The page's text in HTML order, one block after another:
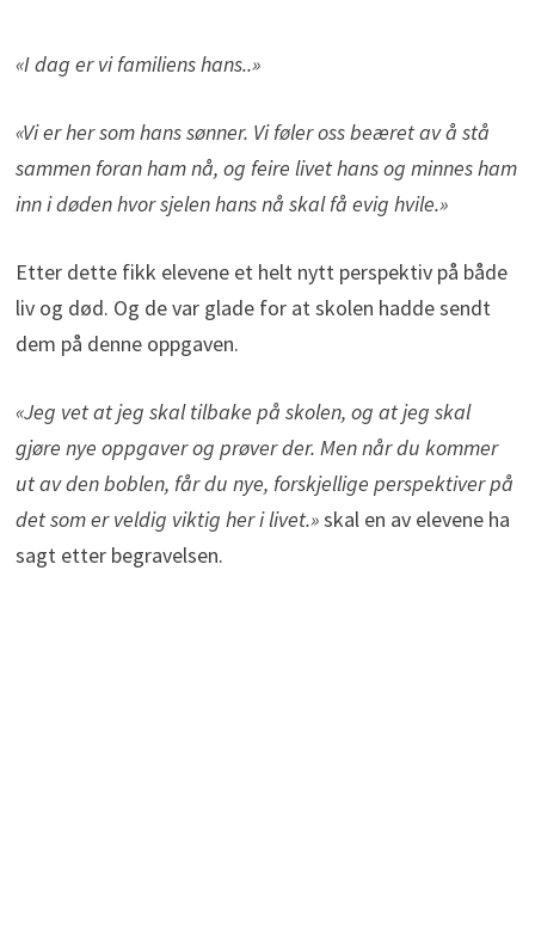
«I dag er vi familiens hans..»
«Vi er her som hans sønner. Vi føler oss beæret av å stå
sammen foran ham nå, og feire livet hans og minnes ham
inn i døden hvor sjelen hans nå skal få evig hvile.»
Etter dette fikk elevene et helt nytt perspektiv på både
liv og død. Og de var glade for at skolen hadde sendt
dem på denne oppgaven.
«Jeg vet at jeg skal tilbake på skolen, og at jeg skal
gjøre nye oppgaver og prøver der. Men når du kommer
ut av den boblen, får du nye, forskjellige perspektiver på
det som er veldig viktig her i livet.»skal en av elevene ha
sagt etter begravelsen.